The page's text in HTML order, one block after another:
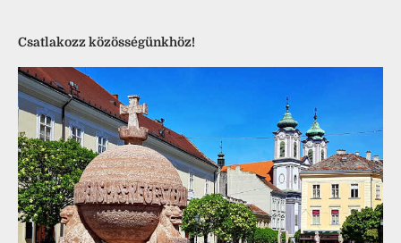
Csatlakozz közösségünkhöz!